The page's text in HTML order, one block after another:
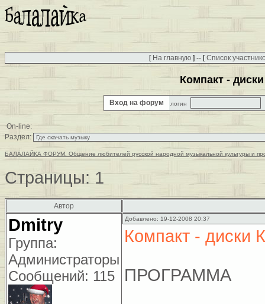
[ На главную] -- [Список
Компакт -
Вход на форум логин
On-line:
Раздел:
БАЛАЛАЙКА ФОРУМ. Общение любителей русской народной музыкальной культуры и
Страницы: 1
Автор
Dmitry
Группа:
Администраторы
Сообщений: 115
Добавлено: 19-12-2008 20:37
Компакт - диски
ПРОГРАММА